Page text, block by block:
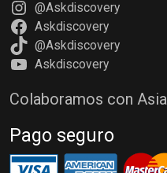
@Askdiscovery
Askdiscovery
@Askdiscovery
Askdiscovery
Colaboramos con
Pago seguro